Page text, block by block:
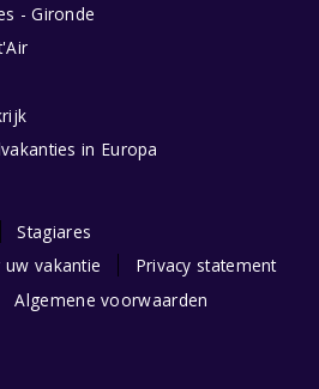
- Gironde
in Europa
Stagiares
vakantie
Privacy statement
Algemene voorwaarden